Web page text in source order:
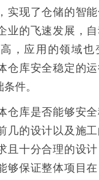
实现了仓储的智能
业的飞速发展，自
，应用的领域也
仓库安全稳定的
件。
仓库是否能够安全
几的设计以及施
且十分合理的设
够保证整体项目